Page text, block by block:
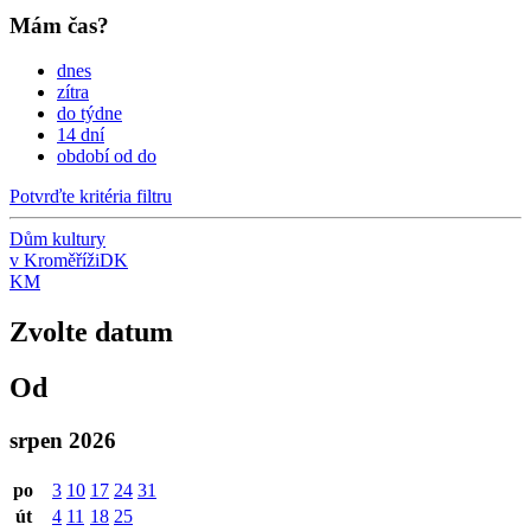
Mám čas?
dnes
zítra
do týdne
14 dní
období od do
Potvrďte kritéria filtru
Dům kultury
v KroměřížiDK
KM
Zvolte datum
Od
srpen 2026
po 3 10 17 24 31
út
4 11 18 25